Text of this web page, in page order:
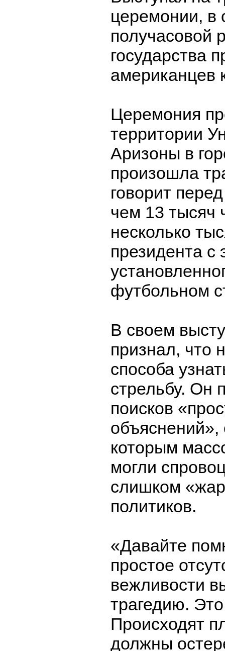
церемонии, в
получасовой
государства
американцев
Церемония
территории
Аризоны в
произошла
говорит
чем 13 тысяч
несколько
президента с
футбольном
В своем
признал, что
способа
стрельбу. Он
поисков
объяснений»,
которым
могли
слишком
политиков.
«Давайте
простое
вежливости
трагедию.
Происходят
должны